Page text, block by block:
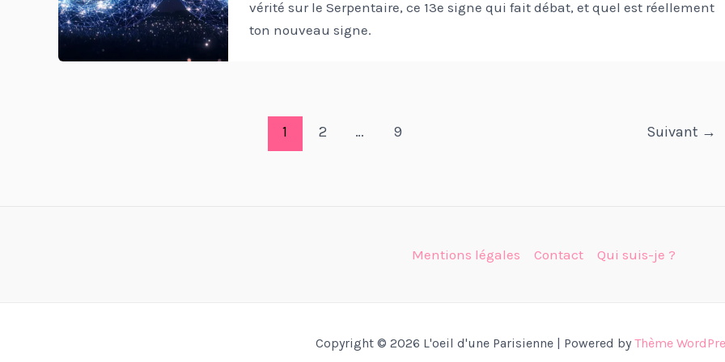
vérité sur le Serpentaire, ce 13e signe qui fait débat, et quel est réellement
ton nouveau signe.
1 2 … 9 Suivant →
Mentions légales Contact Qui suis-je ?
Copyright © 2026 L'oeil d'une Parisienne | Powered by Thème